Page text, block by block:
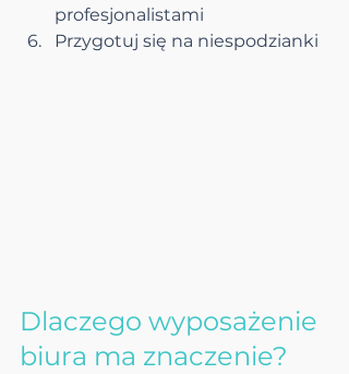
profesjonalistami
Przygotuj się na niespodzianki
Dlaczego wyposażenie
biura ma znaczenie?